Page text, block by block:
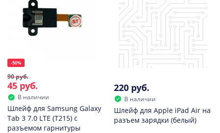
-50%
90 руб.
45 руб.
В наличии
Шлейф для Samsung Galaxy
Tab 3 7.0 LTE (T215) с
разъемом гарнитуры
220 руб.
В наличии
Шлейф для Apple iPad Air на
разъем зарядки (белый)